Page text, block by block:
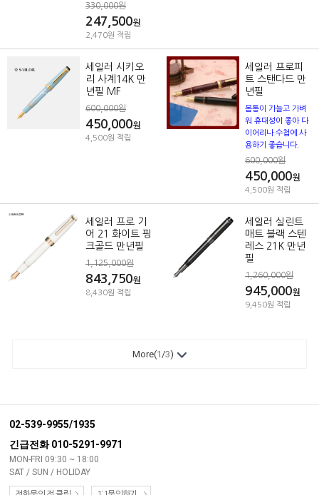
330,000원
247,500원
2,470원 적립
세일러 시키오
리 사계14K 만
년필 MF
600,000원
450,000원
4,500원 적립
세일러 프로피
트 스탠다드 만
년필
몸통이 가늘고 가벼
워 휴대성이 좋아 다
이어리나 수첩에 사
용하기 좋습니다.
600,000원
450,000원
4,500원 적립
세일러 프로 기
어 21 화이트 핑
크골드 만년필
1,125,000원
843,750원
8,430원 적립
세일러 실린트
매트 블랙 스텐
레스 21K 만년
필
1,260,000원
945,000원
9,450원 적립
More(1/3)
02-539-9955/1935
긴급전화 010-5291-9971
MON-FRI 09:30 ~ 18:00
SAT / SUN / HOLIDAY